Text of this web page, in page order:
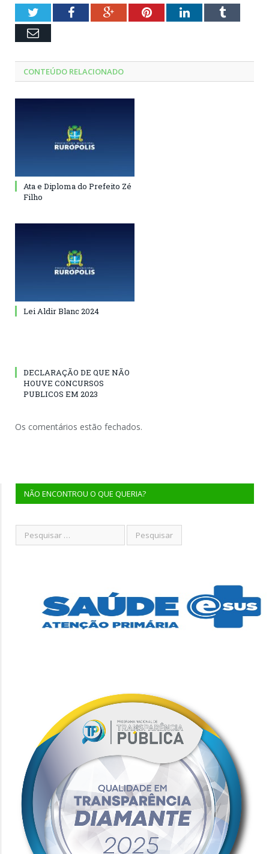
TwitterFacebookGoogle+PinterestLinkedInTumblr
Email
CONTEÚDO RELACIONADO
Ata e Diploma do Prefeito Zé
Filho
Lei Aldir Blanc 2024
DECLARAÇÃO DE QUE NÃO
HOUVE CONCURSOS
PUBLICOS EM 2023
Os comentários estão fechados.
NÃO ENCONTROU O QUE QUERIA?